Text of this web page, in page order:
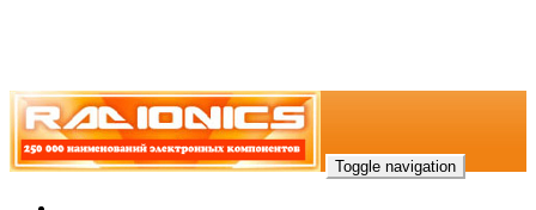
Toggle navigation